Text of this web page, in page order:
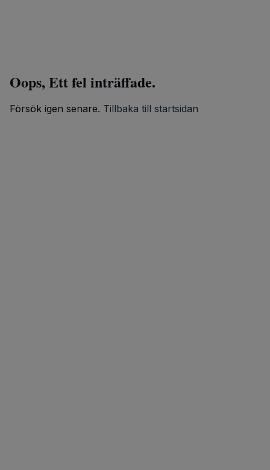
Oops, Ett fel inträffade.
Försök igen senare. Tillbaka till startsidan